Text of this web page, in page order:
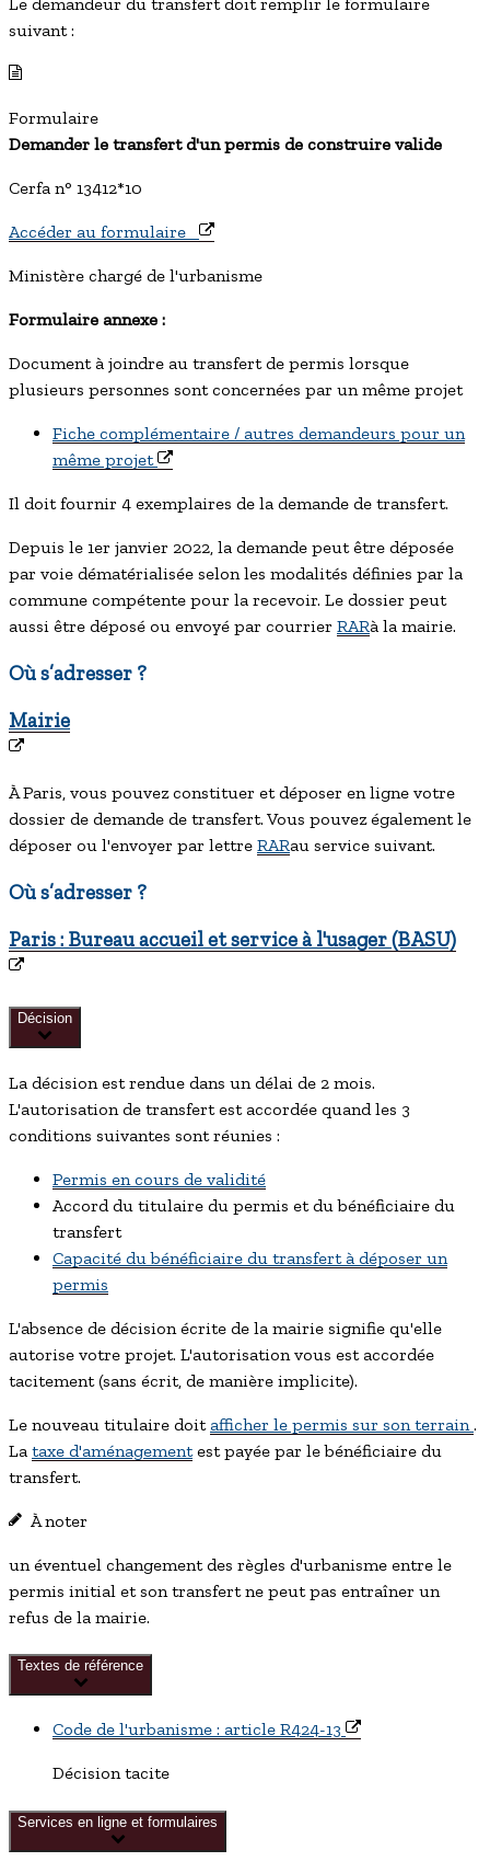
suivant :
Formulaire
Demander le transfert d'un permis de construire valide
Cerfa n° 13412*10
Accéder au formulaire
Ministère chargé de l'urbanisme
Formulaire annexe :
Document à joindre au transfert de permis lorsque
plusieurs personnes sont concernées par un même projet
Fiche complémentaire / autres demandeurs pour un
même projet
Il doit fournir 4 exemplaires de la demande de transfert.
Depuis le 1er janvier 2022, la demande peut être déposée
par voie dématérialisée selon les modalités définies par la
commune compétente pour la recevoir. Le dossier peut
aussi être déposé ou envoyé par courrier RARà la mairie.
Où s’adresser ?
Mairie
À Paris, vous pouvez constituer et déposer en ligne votre
dossier de demande de transfert. Vous pouvez également le
déposer ou l'envoyer par lettre RARau service suivant.
Où s’adresser ?
Paris : Bureau accueil et service à l'usager (BASU)
Décision
La décision est rendue dans un délai de 2 mois.
L'autorisation de transfert est accordée quand les 3
conditions suivantes sont réunies :
Permis en cours de validité
Accord du titulaire du permis et du bénéficiaire du
transfert
Capacité du bénéficiaire du transfert à déposer un
permis
L'absence de décision écrite de la mairie signifie qu'elle
autorise votre projet. L'autorisation vous est accordée
tacitement (sans écrit, de manière implicite).
Le nouveau titulaire doit afficher le permis sur son terrain .
La taxe d'aménagementest payée par le bénéficiaire du
transfert.
À noter
un éventuel changement des règles d'urbanisme entre le
permis initial et son transfert ne peut pas entraîner un
refus de la mairie.
Textes de référence
Code de l'urbanisme : article R424-13
Décision tacite
Services en ligne et formulaires